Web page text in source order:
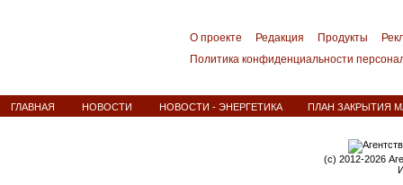
О проекте Редакция Продукты
Политика конфиденциальности
ГЛАВНАЯ НОВОСТИ НОВОСТИ - ЭНЕРГЕТИКА ПЛАН ЗАКРЫТИЯ
(c) 2012-2026